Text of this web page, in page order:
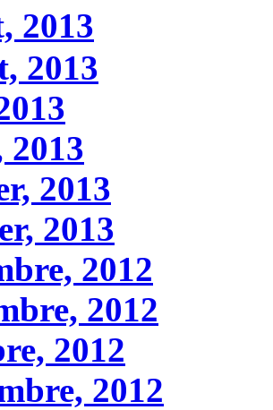
2013
2013
2013
2013
2012
2012
2012
2012